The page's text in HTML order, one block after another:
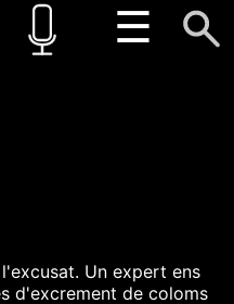
☰
Un expert ens
d'excrement de coloms